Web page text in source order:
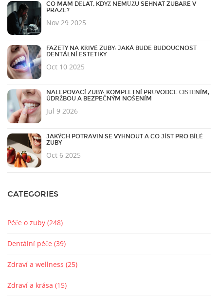
CO MÁM DĚLAT, KDYŽ NEMŮŽU SEHNAT ZUBAŘE V
PRAZE?
Nov 29 2025
FAZETY NA KŘIVÉ ZUBY: JAKÁ BUDE BUDOUCNOST
DENTÁLNÍ ESTETIKY
Oct 10 2025
NALEPOVACÍ ZUBY: KOMPLETNÍ PRŮVODCE ČIŠTĚNÍM,
ÚDRŽBOU A BEZPEČNÝM NOŠENÍM
Jul 9 2026
JAKÝCH POTRAVIN SE VYHNOUT A CO JÍST PRO BÍLÉ
ZUBY
Oct 6 2025
CATEGORIES
Péče o zuby (248)
Dentální péče (39)
Zdraví a wellness (25)
Zdraví a krása (15)